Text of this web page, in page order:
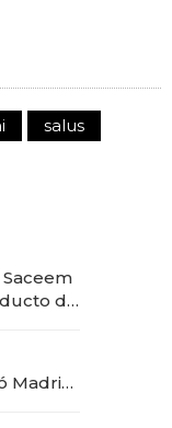
salus
de
Madrid: